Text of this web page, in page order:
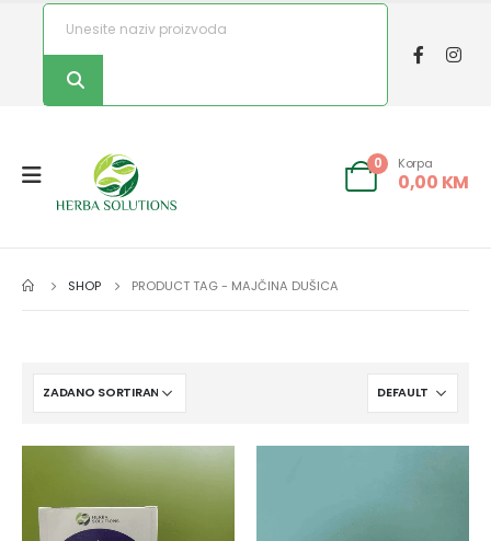
0 Korpa
0,00 KM
SHOP PRODUCT TAG - MAJČINA DUŠICA